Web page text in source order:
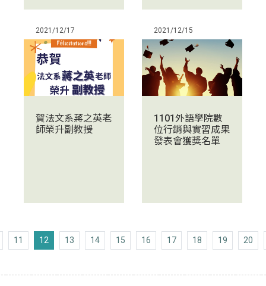
2021/12/17
賀法文系蔣之英老
師榮升副教授
2021/12/15
1101外語學院數
位行銷與實習成果
發表會獲獎名單
十頁
11 12 13 14 15 16 17 18 19 20